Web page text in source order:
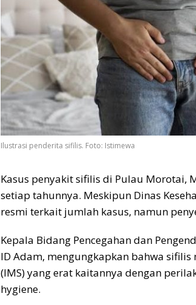
Ilustrasi penderita sifilis. Foto: Istimewa
Kasus penyakit sifilis di Pulau Morotai,
setiap tahunnya. Meskipun Dinas
resmi terkait jumlah kasus, namun
Kepala Bidang Pencegahan dan
ID Adam, mengungkapkan bahwa
(IMS) yang erat kaitannya dengan
hygiene.